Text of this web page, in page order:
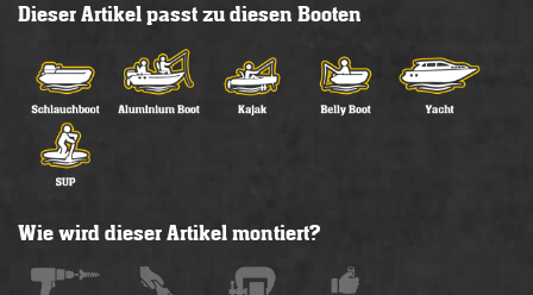
Dieser Artikel passt zu diesen Booten
Wie wird dieser Artikel montiert?